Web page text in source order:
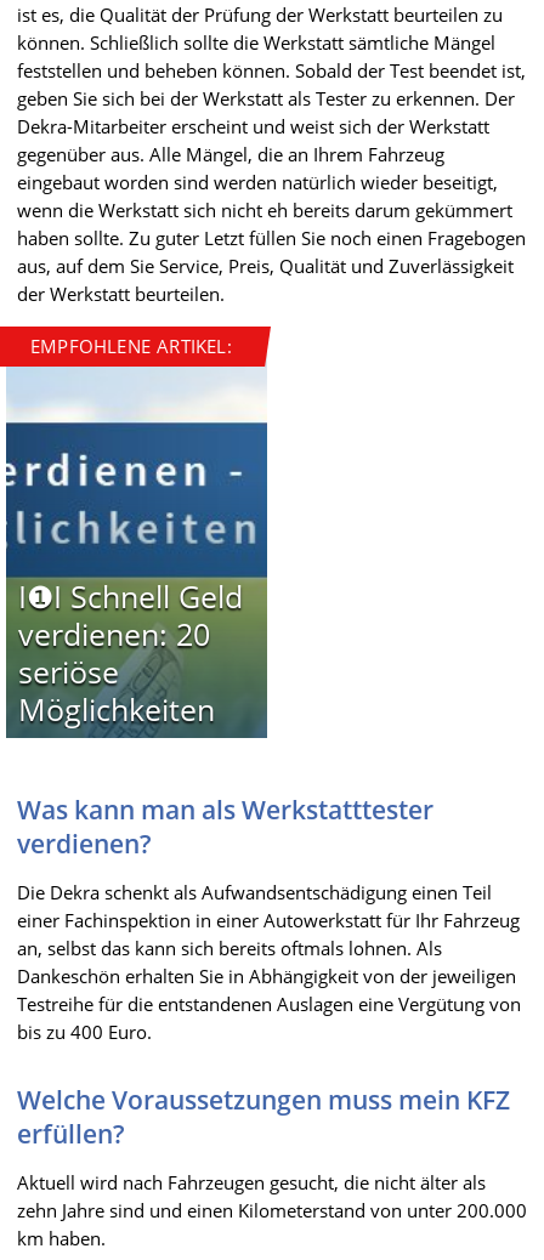
ist es, die Qualität der Prüfung der Werkstatt beurteilen zu
können. Schließlich sollte die Werkstatt sämtliche Mängel
feststellen und beheben können. Sobald der Test beendet ist,
geben Sie sich bei der Werkstatt als Tester zu erkennen. Der
Dekra-Mitarbeiter erscheint und weist sich der Werkstatt
gegenüber aus. Alle Mängel, die an Ihrem Fahrzeug
eingebaut worden sind werden natürlich wieder beseitigt,
wenn die Werkstatt sich nicht eh bereits darum gekümmert
haben sollte. Zu guter Letzt füllen Sie noch einen Fragebogen
aus, auf dem Sie Service, Preis, Qualität und Zuverlässigkeit
der Werkstatt beurteilen.
EMPFOHLENE ARTIKEL:
I❶I Schnell Geld
verdienen: 20
seriöse
Möglichkeiten
Was kann man als Werkstatttester
verdienen?
Die Dekra schenkt als Aufwandsentschädigung einen Teil
einer Fachinspektion in einer Autowerkstatt für Ihr Fahrzeug
an, selbst das kann sich bereits oftmals lohnen. Als
Dankeschön erhalten Sie in Abhängigkeit von der jeweiligen
Testreihe für die entstandenen Auslagen eine Vergütung von
bis zu 400 Euro.
Welche Voraussetzungen muss mein KFZ
erfüllen?
Aktuell wird nach Fahrzeugen gesucht, die nicht älter als
zehn Jahre sind und einen Kilometerstand von unter 200.000
km haben.